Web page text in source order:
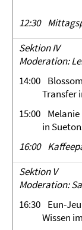
12:30
Sektion IV
Moderation:
14:00
Transfer in
15:00 Melanie
in
16:00
Sektion V
Moderation:
16:30 Eun-
Wissen im